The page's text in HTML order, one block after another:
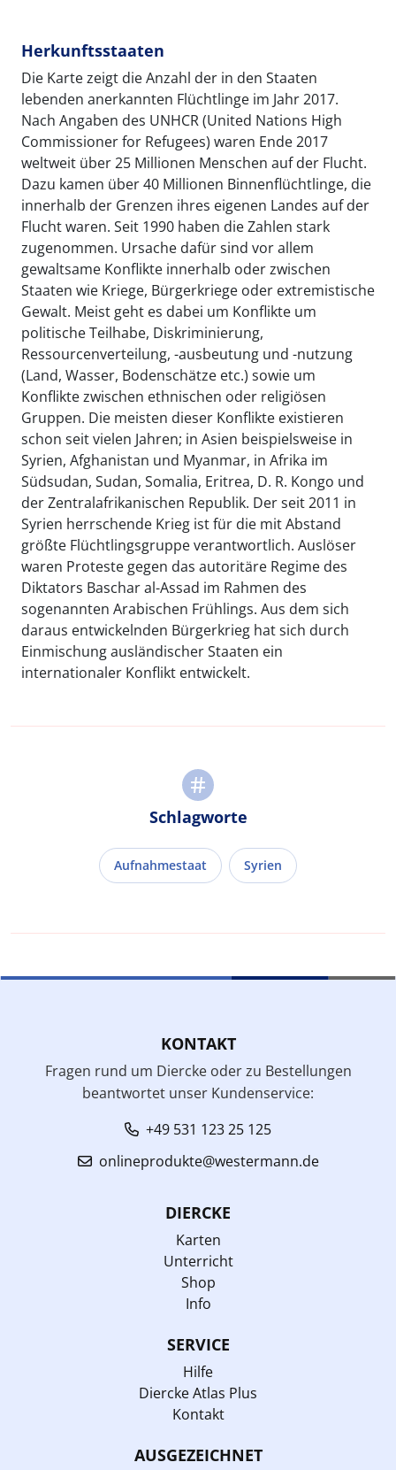
Herkunftsstaaten
Die Karte zeigt die Anzahl der in den Staaten
lebenden anerkannten Flüchtlinge im Jahr 2017.
Nach Angaben des UNHCR (United Nations High
Commissioner for Refugees) waren Ende 2017
weltweit über 25 Millionen Menschen auf der Flucht.
Dazu kamen über 40 Millionen Binnenflüchtlinge, die
innerhalb der Grenzen ihres eigenen Landes auf der
Flucht waren. Seit 1990 haben die Zahlen stark
zugenommen. Ursache dafür sind vor allem
gewaltsame Konflikte innerhalb oder zwischen
Staaten wie Kriege, Bürgerkriege oder extremistische
Gewalt. Meist geht es dabei um Konflikte um
politische Teilhabe, Diskriminierung,
Ressourcenverteilung, -ausbeutung und -nutzung
(Land, Wasser, Bodenschätze etc.) sowie um
Konflikte zwischen ethnischen oder religiösen
Gruppen. Die meisten dieser Konflikte existieren
schon seit vielen Jahren; in Asien beispielsweise in
Syrien, Afghanistan und Myanmar, in Afrika im
Südsudan, Sudan, Somalia, Eritrea, D. R. Kongo und
der Zentralafrikanischen Republik. Der seit 2011 in
Syrien herrschende Krieg ist für die mit Abstand
größte Flüchtlingsgruppe verantwortlich. Auslöser
waren Proteste gegen das autoritäre Regime des
Diktators Baschar al-Assad im Rahmen des
sogenannten Arabischen Frühlings. Aus dem sich
daraus entwickelnden Bürgerkrieg hat sich durch
Einmischung ausländischer Staaten ein
internationaler Konflikt entwickelt.
Schlagworte
Aufnahmestaat Syrien
KONTAKT
Fragen rund um Diercke oder zu Bestellungen
beantwortet unser Kundenservice:
+49 531 123 25 125
onlineprodukte@westermann.de
DIERCKE
Karten
Unterricht
Shop
Info
SERVICE
Hilfe
Diercke Atlas Plus
Kontakt
AUSGEZEICHNET